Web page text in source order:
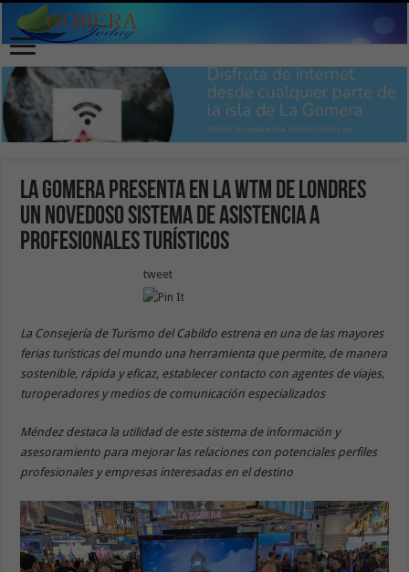
La Gomera presenta en la WTM de Londres
un novedoso sistema de asistencia a
profesionales turísticos
tweet
La Consejería de Turismo del Cabildo estrena en una de las mayores
ferias turísticas del mundo una herramienta que permite, de manera
sostenible, rápida y eficaz, establecer contacto con agentes de viajes,
turoperadores y medios de comunicación especializados
Méndez destaca la utilidad de este sistema de información y
asesoramiento para mejorar las relaciones con potenciales perfiles
profesionales y empresas interesadas en el destino